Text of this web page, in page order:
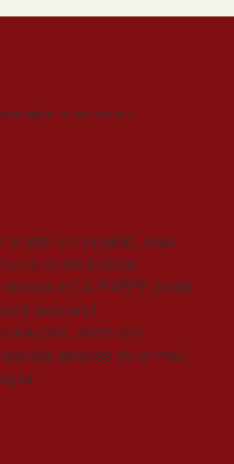
etapa do seu projeto.
e tem um projeto, mas
ou onde buscar
lo? A FAEPE pode
procura!
entre em
através do e-mail: